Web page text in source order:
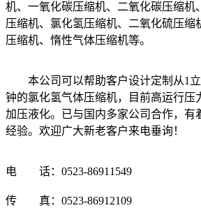
机、一氧化碳压缩机、二氧化碳压缩机
压缩机、氯化氢压缩机、二氧化硫压缩
压缩机、惰性气体压缩机等。
本公司可以帮助客户设计定制从1立
钟的氯化氢气体压缩机，目前高运行压
加压液化。已与国内多家公司合作，有
经验。欢迎广大新老客户来电垂询！
电 话：0523-86911549
传 真：0523-86912109